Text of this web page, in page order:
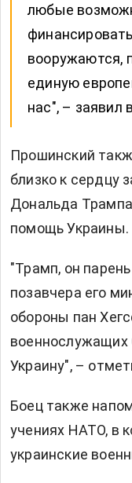
любые
вооружаются,
единую
нас", – заявил
Прошинский
близко к сердцу
Дональда
помощь Украины.
"Трамп, он
позавчера его
обороны пан
Украину", –
Боец также
учениях НАТО, в
украинские